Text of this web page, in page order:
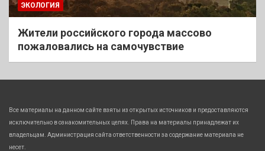
ЭКОЛОГИЯ
Жители российского города массово
пожаловались на самочувствие
Все материалы на данном сайте взяты из открытых источников и предоставляются
исключительно в ознакомительных целях. Права на материалы принадлежат их
владельцам. Администрация сайта ответственности за содержание материала не
несет.